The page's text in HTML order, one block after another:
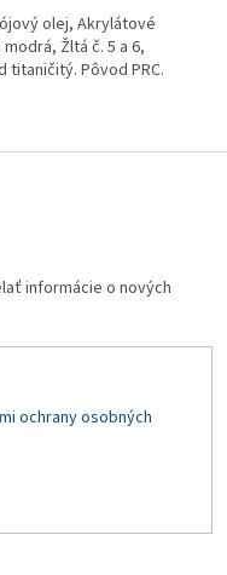
olej, Akrylátové
Žltá č. 5 a 6,
titaničitý. Pôvod PRC.
informácie o nových
ochrany osobných